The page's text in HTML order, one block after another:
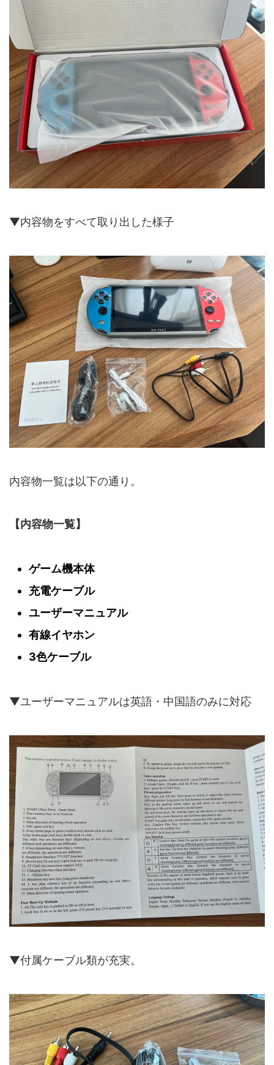
▼内容物をすべて取り出した様子
内容物一覧は以下の通り。
【内容物一覧】
ゲーム機本体
充電ケーブル
ユーザーマニュアル
有線イヤホン
3色ケーブル
▼ユーザーマニュアルは英語・中国語のみに対応
▼付属ケーブル類が充実。